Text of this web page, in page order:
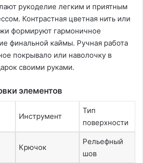
рукоделие легким и приятным
Контрастная цветная нить или
формируют гармоничное
финальной каймы․ Ручная работа
покрывало или наволочку в
своими руками․
элементов
Инструмент
Тип
поверхности
Крючок
Рельефный
шов